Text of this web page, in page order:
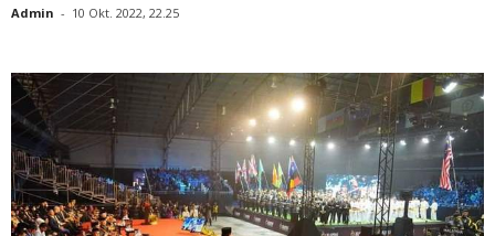
Admin - 10 Okt. 2022, 22.25